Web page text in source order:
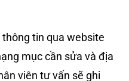
tin qua website
mục cần sửa và địa
viên tư vấn sẽ ghi